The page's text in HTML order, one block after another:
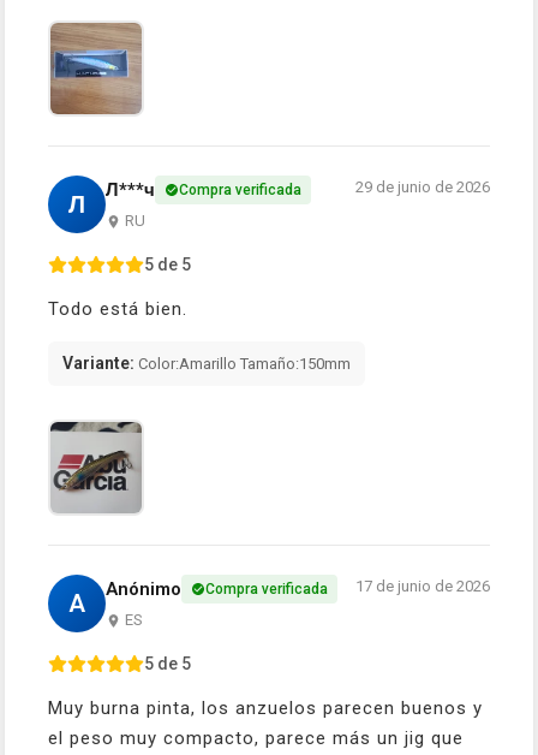
Л Л***ч Compra verificada
RU
29 de junio de 2026
5 de 5
Todo está bien.
Variante: Color:Amarillo Tamaño:150mm
A Anónimo Compra verificada
ES
17 de junio de 2026
5 de 5
Muy burna pinta, los anzuelos parecen buenos y
el peso muy compacto, parece más un jig que